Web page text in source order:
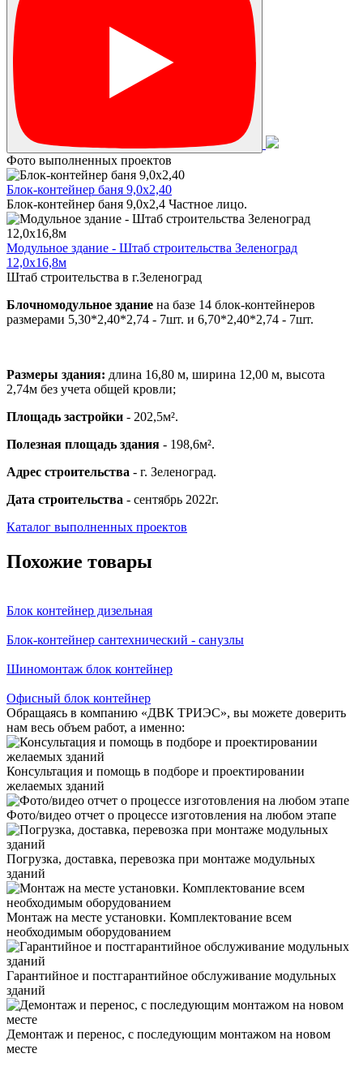
Фото выполненных проектов
Блок-контейнер баня 9,0х2,40
Блок-контейнер баня 9,0х2,4 Частное лицо.
Модульное здание - Штаб строительства Зеленоград
12,0х16,8м
Штаб строительства в г.Зеленоград
Блочномодульное здание на базе 14 блок-контейнеров
размерами 5,30*2,40*2,74 - 7шт. и 6,70*2,40*2,74 - 7шт.
Размеры здания: длина 16,80 м, ширина 12,00 м, высота
2,74м без учета общей кровли;
Площадь застройки - 202,5м².
Полезная площадь здания - 198,6м².
Адрес строительства - г. Зеленоград.
Дата строительства - сентябрь 2022г.
Каталог выполненных проектов
Похожие товары
Блок контейнер дизельная
Блок-контейнер сантехнический - санузлы
Шиномонтаж блок контейнер
Офисный блок контейнер
Обращаясь в компанию «ДВК ТРИЭС», вы можете доверить
нам весь объем работ, а именно:
Консультация и помощь в подборе и проектировании
желаемых зданий
Фото/видео отчет о процессе изготовления на любом этапе
Погрузка, доставка, перевозка при монтаже модульных
зданий
Монтаж на месте установки. Комплектование всем
необходимым оборудованием
Гарантийное и постгарантийное обслуживание модульных
зданий
Демонтаж и перенос, с последующим монтажом на новом
месте